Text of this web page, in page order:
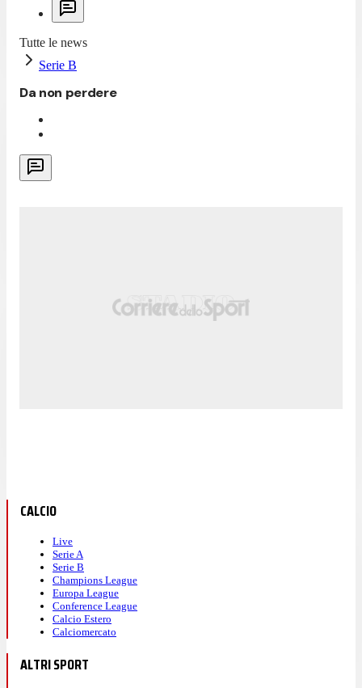
Tutte le news
Serie B
Da non perdere
CALCIO
Live
Serie A
Serie B
Champions League
Europa League
Conference League
Calcio Estero
Calciomercato
ALTRI SPORT